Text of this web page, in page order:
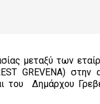
μεταξύ των
GREVENA) στην
του Δημάρχου